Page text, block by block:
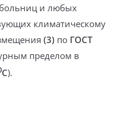
и любых
климатическому
(3) по ГОСТ
пределом в
С).